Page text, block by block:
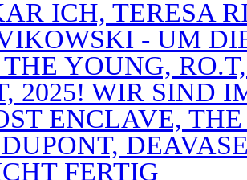
ICH, TERESA
- UM
THE YOUNG,
2025! WIR SIND
ENCLAVE,
FERTIG